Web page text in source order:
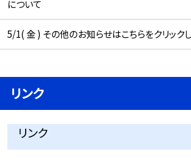
について
5/1( 金 ) その他のお知らせはこちらをクリック
リンク
リンク